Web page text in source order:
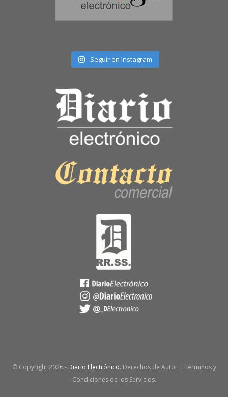
Seguir en Instagram
© Copyright2026 - Diario Electrónico. Derechos de Autor | Términos y
Condiciones de los Servicios.